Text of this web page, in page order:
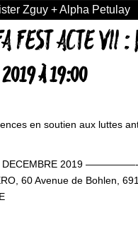
FEST ACTE VII :
2019 À 19:00
Zguy + Alpha Petulay
en soutien aux luttes
2019 —————-
60 Avenue de Bohlen,